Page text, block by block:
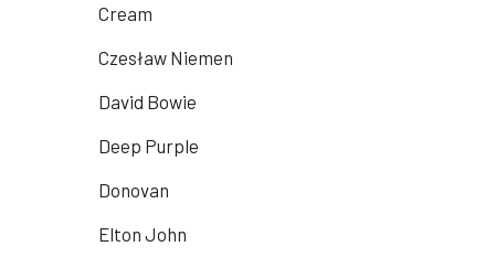
Cream
Czesław Niemen
David Bowie
Deep Purple
Donovan
Elton John